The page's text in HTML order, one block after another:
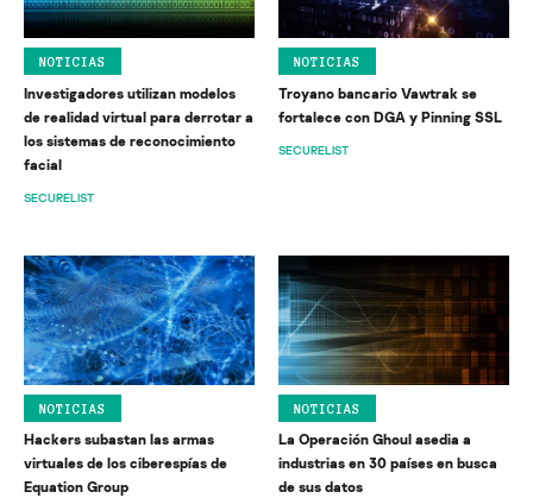
NOTICIAS
Investigadores utilizan modelos
de realidad virtual para derrotar a
los sistemas de reconocimiento
facial
SECURELIST
NOTICIAS
Troyano bancario Vawtrak se
fortalece con DGA y Pinning SSL
SECURELIST
NOTICIAS
Hackers subastan las armas
virtuales de los ciberespías de
Equation Group
NOTICIAS
La Operación Ghoul asedia a
industrias en 30 países en busca
de sus datos